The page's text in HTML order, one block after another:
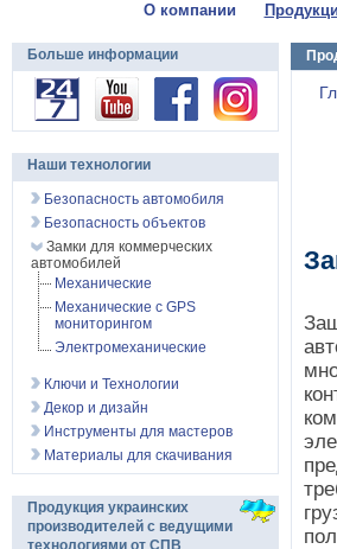
О компании
Больше информации
Наши технологии
Безопасность автомобиля
Безопасность объектов
Замки для коммерческих
автомобилей
Механические
Механические с GPS
мониторингом
Электромеханические
Ключи и Технологии
Декор и дизайн
Инструменты для мастеров
Материалы для скачивания
Продукция украинских
производителей с ведущими
технологиями от СПВ